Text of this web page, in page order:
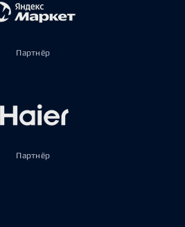
Партнёр
Партнёр